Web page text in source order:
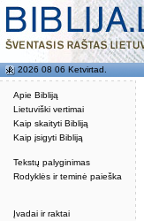
Apie Bibliją
Lietuviški vertimai
Kaip skaityti Bibliją
Kaip įsigyti Bibliją
Tekstų palyginimas
Rodyklės ir teminė paieška
Įvadai ir raktai
2026 08 06 Ketvirtad.